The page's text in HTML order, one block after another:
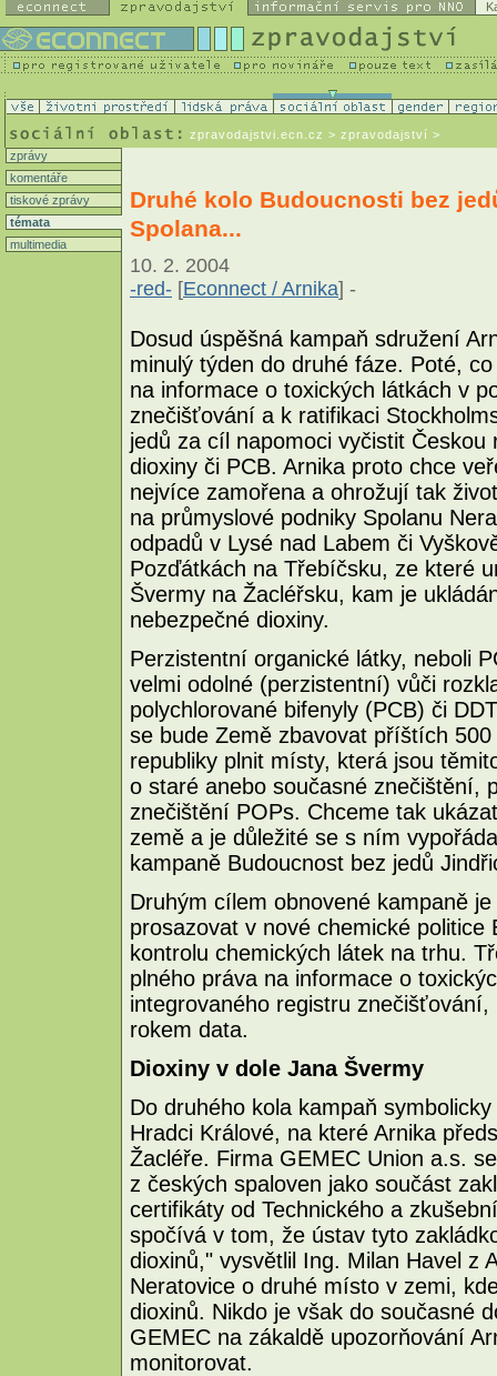
zpravodajstvi.ecn.cz > zpravodajství >
zprávy
komentáře
tiskové zprávy
témata
multimedia
Druhé kolo Budoucnosti bez
Spolana...
10. 2. 2004
-red- [Econnect / Arnika] -
Dosud úspěšná kampaň sdružení
minulý týden do druhé fáze. Poté,
na informace o toxických látkách v
znečišťování a k ratifikaci
jedů za cíl napomoci vyčistit
dioxiny či PCB. Arnika proto chce
nejvíce zamořena a ohrožují tak
na průmyslové podniky Spolanu
odpadů v Lysé nad Labem či
Pozďátkách na Třebíčsku, ze které
Švermy na Žacléřsku, kam je
nebezpečné dioxiny.
Perzistentní organické látky, neboli
velmi odolné (perzistentní) vůči
polychlorované bifenyly (PCB) či
se bude Země zbavovat příštích
republiky plnit místy, která jsou
o staré anebo současné znečištění,
znečištění POPs. Chceme tak
země a je důležité se s ním
kampaně Budoucnost bez jedů
Druhým cílem obnovené kampaně
prosazovat v nové chemické politice
kontrolu chemických látek na trhu.
plného práva na informace o
integrovaného registru
rokem data.
Dioxiny v dole Jana Švermy
Do druhého kola kampaň
Hradci Králové, na které Arnika
Žacléře. Firma GEMEC Union a.s.
z českých spaloven jako součást
certifikáty od Technického a
spočívá v tom, že ústav tyto
dioxinů," vysvětlil Ing. Milan Havel z
Neratovice o druhé místo v zemi,
dioxinů. Nikdo je však do současné
GEMEC na zákaldě upozorňování
monitorovat.